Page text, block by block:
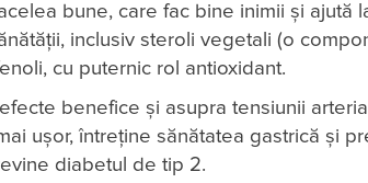
bune, care fac bine inimii și ajută
inclusiv steroli vegetali (o
cu puternic rol antioxidant.
benefice și asupra tensiunii
ușor, întreține sănătatea gastrică și
diabetul de tip 2.